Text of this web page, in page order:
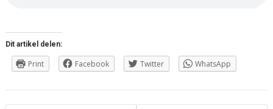
Dit artikel delen:
Print Facebook Twitter WhatsApp